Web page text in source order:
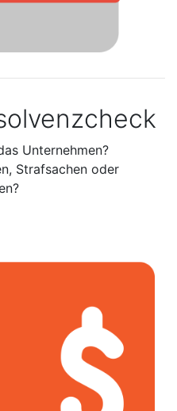
Unternehmen?
Strafsachen oder